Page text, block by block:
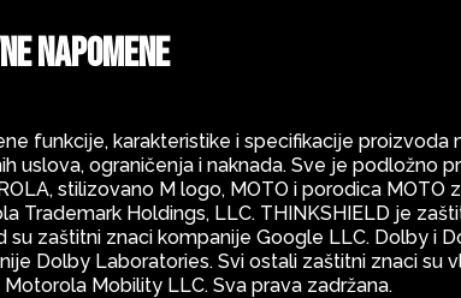
napomene
funkcije, karakteristike i specifikacije
uslova, ograničenja i naknada. Sve je podložno
stilizovano M logo, MOTO i porodica MOTO
Trademark Holdings, LLC. THINKSHIELD je
su zaštitni znaci kompanije Google LLC. Dolby i
Dolby Laboratories. Svi ostali zaštitni znaci su
Mobility LLC. Sva prava zadržana.